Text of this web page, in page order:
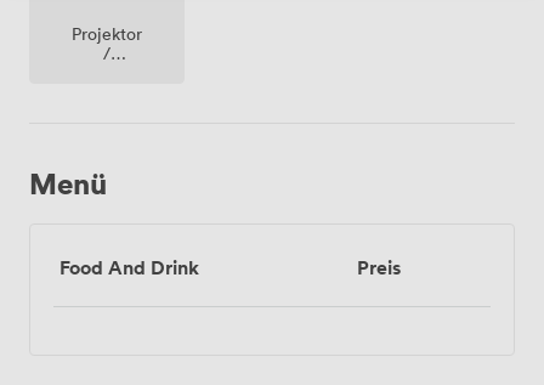
Projektor
/
Menü
Food And Drink Preis